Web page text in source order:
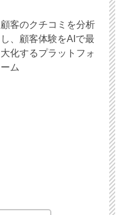
顧客のクチコミを分析
し、顧客体験をAIで最
大化するプラットフォ
ーム